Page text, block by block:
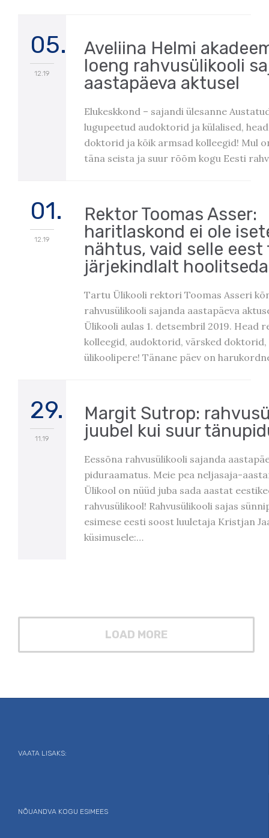
05.
12.19
Aveliina Helmi
loeng rahvusülikooli
aastapäeva aktusel
Elukeskkond – sajandi ülesanne
lugupeetud audoktorid ja külalised,
doktorid ja kõik armsad kolleegid! Mul
täna seista ja suur rõõm kogu Eesti
01.
12.19
Rektor Toomas Asser:
haritlaskond ei ole
nähtus, vaid selle eest
järjekindlalt hoolitseda
Tartu Ülikooli rektori Toomas Asseri
rahvusülikooli sajanda aastapäeva
Ülikooli aulas 1. detsembril 2019. Head
kolleegid, audoktorid, värsked doktorid,
ülikoolipere! Tänane päev on
29.
11.19
Margit Sutrop:
juubel kui suur
Eessõna rahvusülikooli sajanda
piduraamatus. Meie pea neljasaja-
Ülikool on nüüd juba sada aastat
rahvusülikool! Rahvusülikooli sajas
esimese eesti soost luuletaja Kristjan
küsimusele:…
LOAD MORE
VAATA LISAKS:
NÕUANDVA KOGU ESIMEES